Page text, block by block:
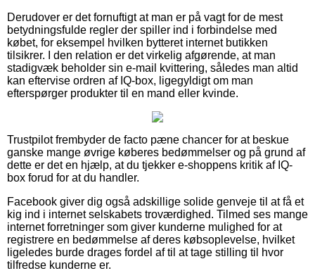
Derudover er det fornuftigt at man er på vagt for de mest
betydningsfulde regler der spiller ind i forbindelse med
købet, for eksempel hvilken bytteret internet butikken
tilsikrer. I den relation er det virkelig afgørende, at man
stadigvæk beholder sin e-mail kvittering, således man altid
kan eftervise ordren af IQ-box, ligegyldigt om man
efterspørger produkter til en mand eller kvinde.
Trustpilot frembyder de facto pæne chancer for at beskue
ganske mange øvrige køberes bedømmelser og på grund af
dette er det en hjælp, at du tjekker e-shoppens kritik af IQ-
box forud for at du handler.
Facebook giver dig også adskillige solide genveje til at få et
kig ind i internet selskabets troværdighed. Tilmed ses mange
internet forretninger som giver kunderne mulighed for at
registrere en bedømmelse af deres købsoplevelse, hvilket
ligeledes burde drages fordel af til at tage stilling til hvor
tilfredse kunderne er.